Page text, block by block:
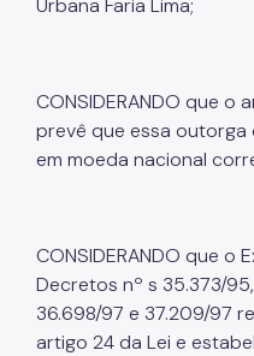
Urbana Faria Lima;
CONSIDERANDO que o
prevê que essa
em moeda nacional
CONSIDERANDO que o
Decretos nº s 35.373/
36.698/97 e 37.209/97
artigo 24 da Lei e